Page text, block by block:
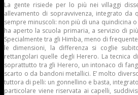
La gente risiede per lo più nei villaggi
allevamento di sopravvivenza, integrato
sempre minuscoli: non più di una quindicina
ha aperto la scuola primaria, a servizio di
Specialmente tra gli Himba, meno di
le dimensioni, la differenza si coglie
rettangolari quelle degli Herero. La tecnica
soprattutto tra gli Herero, un intonaco di
scarto o da bandoni metallici. E’ molto
tuttora di pelli: un gonnellino e basta,
particolare viene riservata ai capelli,